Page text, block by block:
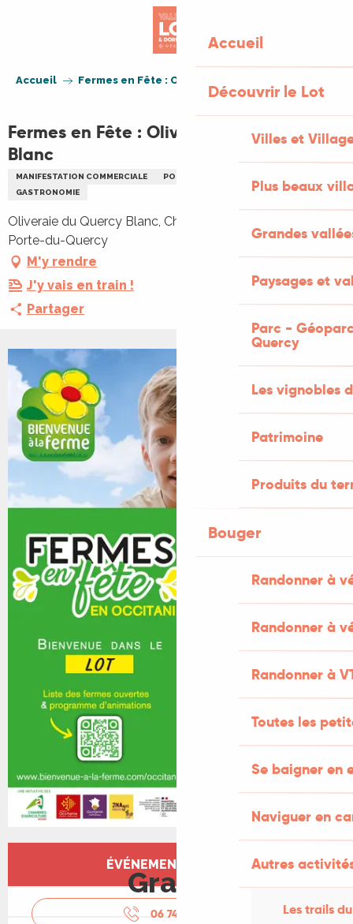
Accueil
Découvrir le Lot
Villes et
Plus beaux
Grandes
Paysages et
Parc -
Quercy
Les vignobles
Patrimoine
Produits du
Bouger
Randonner à
Randonner à
Randonner à
Toutes les
Se baigner en
Naviguer en
Autres
Les trails
Accueil Fermes en Fête : Oliveraie du Quercy Blanc
Fermes en Fête : Oliveraie du Quercy
Blanc
MANIFESTATION COMMERCIALE PORTES OUVERTES
GASTRONOMIE
Oliveraie du Quercy Blanc, Chemin des oliviers, 46800
Porte-du-Quercy
M'y rendre
J'y vais en train !
Partager
Ouverture et coordonnées
ÉVÉNEMENT TERMINÉ
Gratuit
06 74 92 46